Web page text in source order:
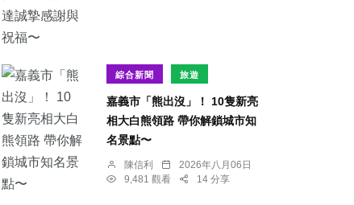
綜合新聞 旅遊
嘉義市「熊出沒」！ 10隻新亮
相大白熊領路 帶你解鎖城市知
名景點〜
陳信利
2026年八月06日
9,481 觀看
14 分享